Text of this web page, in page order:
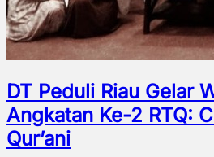
DT Peduli Riau Gelar
Angkatan Ke-2 RTQ:
Qur’ani